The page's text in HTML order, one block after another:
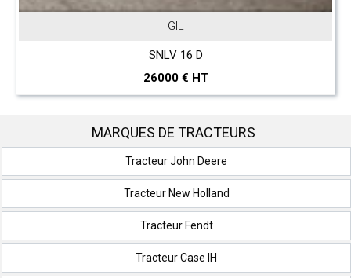
GIL
SNLV 16 D
26000 € HT
MARQUES DE TRACTEURS
Tracteur John Deere
Tracteur New Holland
Tracteur Fendt
Tracteur Case IH